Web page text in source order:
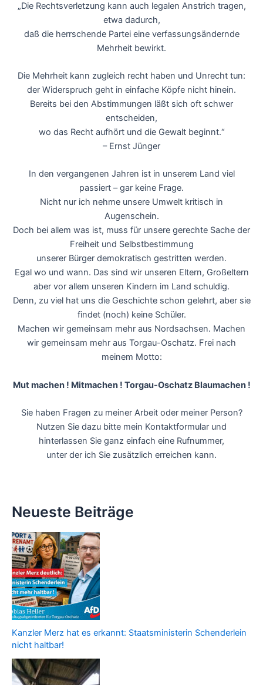
„Die Rechtsverletzung kann auch legalen Anstrich tragen,
etwa dadurch,
daß die herrschende Partei eine verfassungsändernde
Mehrheit bewirkt.
Die Mehrheit kann zugleich recht haben und Unrecht tun:
der Widerspruch geht in einfache Köpfe nicht hinein.
Bereits bei den Abstimmungen läßt sich oft schwer
entscheiden,
wo das Recht aufhört und die Gewalt beginnt.“
– Ernst Jünger
In den vergangenen Jahren ist in unserem Land viel
passiert – gar keine Frage.
Nicht nur ich nehme unsere Umwelt kritisch in
Augenschein.
Doch bei allem was ist, muss für unsere gerechte Sache der
Freiheit und Selbstbestimmung
unserer Bürger demokratisch gestritten werden.
Egal wo und wann. Das sind wir unseren Eltern, Großeltern
aber vor allem unseren Kindern im Land schuldig.
Denn, zu viel hat uns die Geschichte schon gelehrt, aber sie
findet (noch) keine Schüler.
Machen wir gemeinsam mehr aus Nordsachsen. Machen
wir gemeinsam mehr aus Torgau-Oschatz. Frei nach
meinem Motto:
Mut machen ! Mitmachen ! Torgau-Oschatz Blaumachen !
Sie haben Fragen zu meiner Arbeit oder meiner Person?
Nutzen Sie dazu bitte mein Kontaktformular und
hinterlassen Sie ganz einfach eine Rufnummer,
unter der ich Sie zusätzlich erreichen kann.
Neueste Beiträge
Kanzler Merz hat es erkannt: Staatsministerin Schenderlein
nicht haltbar!